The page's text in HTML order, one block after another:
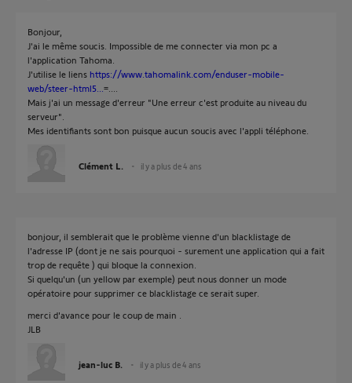
Bonjour,
J'ai le même soucis. Impossible de me connecter via mon pc a
l'application Tahoma.
J'utilise le liens https://www.tahomalink.com/enduser-mobile-
web/steer-html5... =....
Mais j'ai un message d'erreur "Une erreur c'est produite au niveau du
serveur".
Mes identifiants sont bon puisque aucun soucis avec l'appli téléphone.
Clément L. il y a plus de 4 ans
bonjour, il semblerait que le problème vienne d'un blacklistage de
l'adresse IP (dont je ne sais pourquoi - surement une application qui a fait
trop de requête ) qui bloque la connexion.
Si quelqu'un (un yellow par exemple) peut nous donner un mode
opératoire pour supprimer ce blacklistage ce serait super.
merci d'avance pour le coup de main .
JLB
jean-luc B. il y a plus de 4 ans